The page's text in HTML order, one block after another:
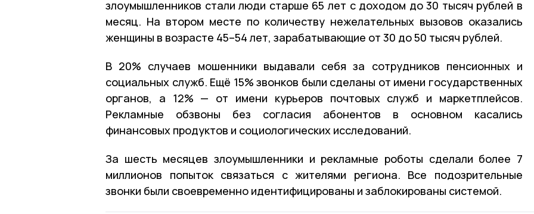
злоумышленников стали люди старше 65 лет с доходом до 30 тысяч рублей в
месяц. На втором месте по количеству нежелательных вызовов оказались
женщины в возрасте 45–54 лет, зарабатывающие от 30 до 50 тысяч рублей.
В 20% случаев мошенники выдавали себя за сотрудников пенсионных и
социальных служб. Ещё 15% звонков были сделаны от имени государственных
органов, а 12% — от имени курьеров почтовых служб и маркетплейсов.
Рекламные обзвоны без согласия абонентов в основном касались
финансовых продуктов и социологических исследований.
За шесть месяцев злоумышленники и рекламные роботы сделали более 7
миллионов попыток связаться с жителями региона. Все подозрительные
звонки были своевременно идентифицированы и заблокированы системой.